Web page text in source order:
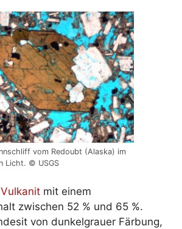
vom Redoubt (Alaska) im
Licht. © USGS
Vulkanit mit einem
zwischen 52 % und 65 %.
von dunkelgrauer Färbung,